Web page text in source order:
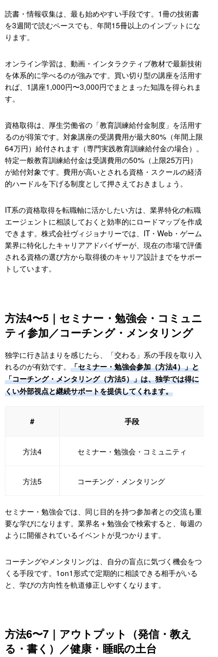
読書・情報収集は、最も始めやすい手段です。1冊の技術書
を3週間で読むペースでも、年間15冊以上のインプットにな
ります。
オンライン学習は、動画・インタラクティブ教材で最新技術
を体系的に学べるのが強みです。買い切り型の講座を活用す
れば、1講座1,000円〜3,000円でまとまった知識を得られま
す。
資格取得は、厚生労働省の「教育訓練給付金制度」を活用す
るのが得策です。対象講座の受講費用が最大80%（年間上限
64万円）給付されます（専門実践教育訓練給付金の場合）。
特定一般教育訓練給付金は受講費用の50%（上限25万円）
が給付対象です。費用が高いとされる資格・スクールの経済
的ハードルを下げる制度として押さえておきましょう。
IT系の資格取得を転職軸に活かしたい方は、業界特化の転職
エージェントに相談しておくと効率的にロードマップを作成
できます。株式会社ヴィジョナリーでは、IT・Web・ゲーム
業界に特化したキャリアアドバイザーが、現在の市場で評価
される資格の選び方から取得後のキャリア設計までをサポー
トしています。
方法4〜5｜セミナー・勉強会・コミュニ
ティ参加／コーチング・メンタリング
独学に行き詰まりを感じたら、「交わる」系の手段を取り入
れるのが有効です。 「セミナー・勉強会参加（方法4）」と
「コーチング・メンタリング（方法5）」は、独学では得に
くい外部視点と継続サポートを提供してくれます。
# 手段
方法4 セミナー・勉強会・コミュニティ
方法5 コーチング・メンタリング
セミナー・勉強会では、同じ目的を持つ参加者との交流も重
要な学びになります。業界名＋勉強会で検索すると、毎週の
ように開催されているイベントが見つかります。
コーチングやメンタリングは、自分の盲点に気づく機会をつ
くる手段です。1on1形式で定期的に相談できる相手がいる
と、学びの方向性を軌道修正しやすくなります。
方法6〜7｜アウトプット（発信・教え
る・書く）／健康・睡眠の土台